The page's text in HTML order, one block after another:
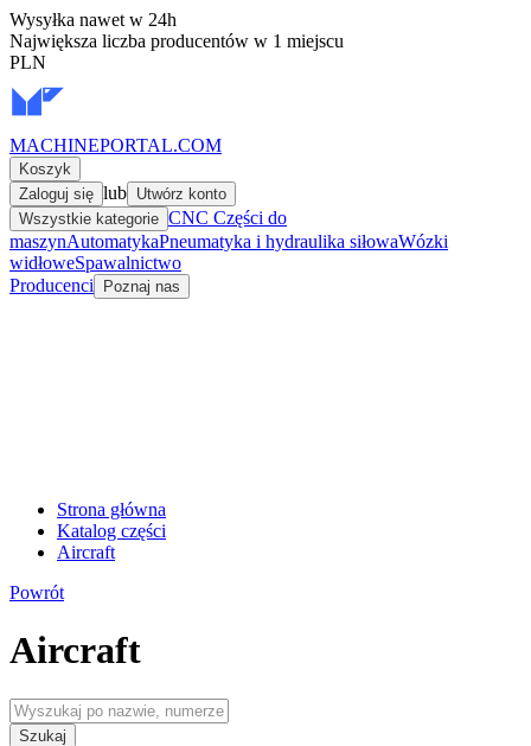
Wysyłka nawet w 24h
Największa liczba producentów w 1 miejscu
PLN
MACHINEPORTAL.COM
Koszyk
Zaloguj się lub Utwórz konto
Wszystkie kategorie CNC Części do
maszynAutomatykaPneumatyka i hydraulika siłowaWózki
widłoweSpawalnictwo
Producenci
Poznaj nas
Strona główna
Katalog części
Aircraft
Powrót
Aircraft
Szukaj